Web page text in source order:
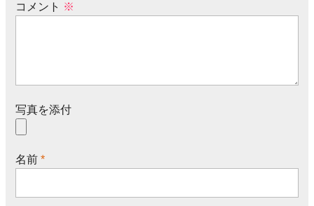
コメント ※
写真を添付
名前 *